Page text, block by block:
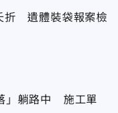
折 遺體裝袋報案檢
」躺路中 施工單